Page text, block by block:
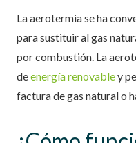
La aerotermia se ha
para sustituir al gas
por combustión. La
deenergía renovabley
factura de gas natural o